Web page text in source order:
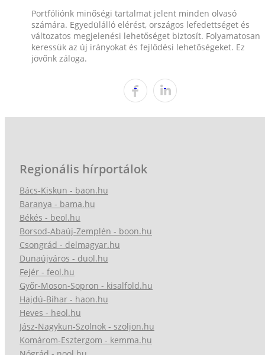
Portfóliónk minőségi tartalmat jelent minden olvasó
számára. Egyedülálló elérést, országos lefedettséget és
változatos megjelenési lehetőséget biztosít. Folyamatosan
keressük az új irányokat és fejlődési lehetőségeket. Ez
jövőnk záloga.
Regionális hírportálok
Bács-Kiskun - baon.hu
Baranya - bama.hu
Békés - beol.hu
Borsod-Abaúj-Zemplén - boon.hu
Csongrád - delmagyar.hu
Dunaújváros - duol.hu
Fejér - feol.hu
Győr-Moson-Sopron - kisalfold.hu
Hajdú-Bihar - haon.hu
Heves - heol.hu
Jász-Nagykun-Szolnok - szoljon.hu
Komárom-Esztergom - kemma.hu